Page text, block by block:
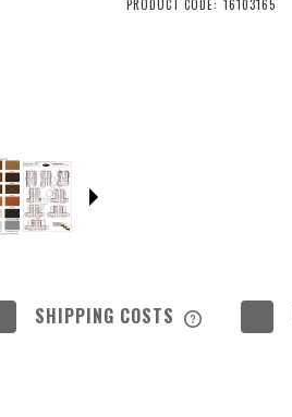
PRODUCT CODE: 16103165
SHIPPING COSTS